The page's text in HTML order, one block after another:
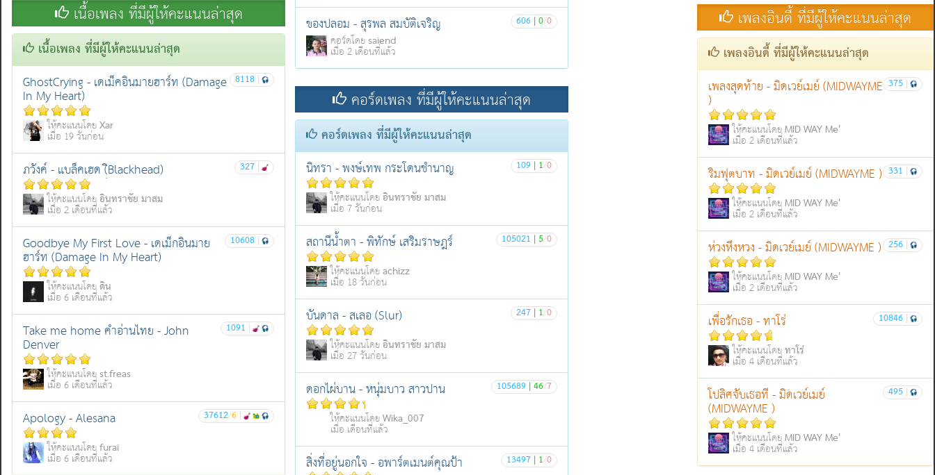
เนื้อเพลง ที่มีผู้ให้คะแนนล่าสุด
เนื้อเพลง ที่มีผู้ให้คะแนนล่าสุด
8118 |
GhostCrying - เดเม็คอินมายฮาร์ท (Damage
In My Heart)
ให้คะแนนโดยXar
เมื่อ 19 วันก่อน
327 |
ภวังค์ - แบล็คเฮด (ฺิBlackhead)
ให้คะแนนโดยอินทราชัย มาสม
เมื่อ 2 เดือนที่แล้ว
10608 |
Goodbye My First Love - เดเม็กอินมาย
ฮาร์ท (Damage In My Heart)
ให้คะแนนโดยดิน
เมื่อ 6 เดือนที่แล้ว
1091 |
Take me home คำอ่านไทย - John
Denver
ให้คะแนนโดย st.freas
เมื่อ 6 เดือนที่แล้ว
37612/6 |
Apology - Alesana
ให้คะแนนโดยfurai
เมื่อ 6 เดือนที่แล้ว
606 | 0/0
ของปลอม - สุรพล สมบัติเจริญ
คอร์ดโดย saiend
เมื่อ 2 เดือนที่แล้ว
คอร์ดเพลง ที่มีผู้ให้คะแนนล่าสุด
คอร์ดเพลง ที่มีผู้ให้คะแนนล่าสุด
109 | 1/0
นิทรา - พงษ์เทพ กระโดนชำนาญ
ให้คะแนนโดยอินทราชัย มาสม
เมื่อ 7 วันก่อน
105021 | 5/0
สถานีน้ำตา - พิทักษ์ เสริมราษฎร์
ให้คะแนนโดยachizz
เมื่อ 18 วันก่อน
247 | 1/0
บันดาล - สเลอ (Slur)
ให้คะแนนโดยอินทราชัย มาสม
เมื่อ 27 วันก่อน
105689 | 46/7
ดอกไผ่บาน - หนุ่มบาว สาวปาน
ให้คะแนนโดยWika_007
เมื่อ เดือนที่แล้ว
13497 | 1/0
สิ่งที่อยู่นอกใจ - อพาร์ตเมนต์คุณป้า
เพลงอินดี้ ที่มีผู้ให้คะแนนล่าสุด
เพลงอินดี้ ที่มีผู้ให้คะแนนล่าสุด
375 |
เพลงสุดท้าย - มิดเวย์เมย์ (MIDWAYME
)
ให้คะแนนโดยMID WAY Me'
เมื่อ 2 เดือนที่แล้ว
331 |
ริมฟุตบาท - มิดเวย์เมย์ (MIDWAYME )
ให้คะแนนโดยMID WAY Me'
เมื่อ 2 เดือนที่แล้ว
256 |
ห่วงหึงหวง - มิดเวย์เมย์ (MIDWAYME )
ให้คะแนนโดยMID WAY Me'
เมื่อ 2 เดือนที่แล้ว
10846 |
เพื่อรักเธอ - ทาโร่
ให้คะแนนโดยทาโร่
เมื่อ 4 เดือนที่แล้ว
495 |
โปลิศจับเธอที - มิดเวย์เมย์
(MIDWAYME )
ให้คะแนนโดยMID WAY Me'
เมื่อ 4 เดือนที่แล้ว